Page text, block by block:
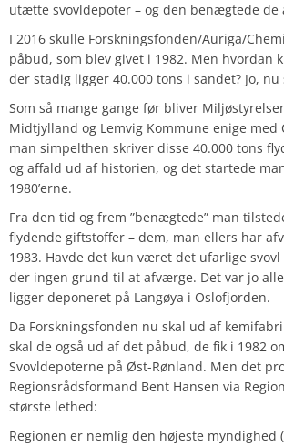
utætte svovldepoter – og den benægtede de
I 2016 skulle Forskningsfonden/Auriga/
påbud, som blev givet i 1982. Men hvordan
der stadig ligger 40.000 tons i sandet? Jo, nu
Som så mange gange før bliver
Midtjylland og Lemvig Kommune enige med
man simpelthen skriver disse 40.000 tons
og affald ud af historien, og det startede
1980’erne.
Fra den tid og frem ”benægtede” man
flydende giftstoffer – dem, man ellers har
1983. Havde det kun været det ufarlige svovl
der ingen grund til at afværge. Det var jo
ligger deponeret på Langøya i Oslofjorden.
Da Forskningsfonden nu skal ud af
skal de også ud af det påbud, de fik i 1982
Svovldepoterne på Øst-Rønland. Men det
Regionsrådsformand Bent Hansen via
største lethed:
Regionen er nemlig den højeste myndighed